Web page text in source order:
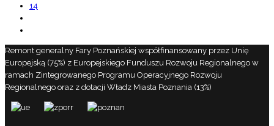
14
Remont generalny Fary Poznańskiej współfinansowany przez Unię
Europejską (75%) z Europejskiego Funduszu Rozwoju Regionalnego w
ramach Zintegrowanego Programu Operacyjnego Rozwoju
Regionalnego oraz z dotacji Władz Miasta Poznania (13%)